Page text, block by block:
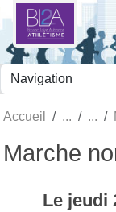
Accueil
Marche
Le jeudi
Panneau de